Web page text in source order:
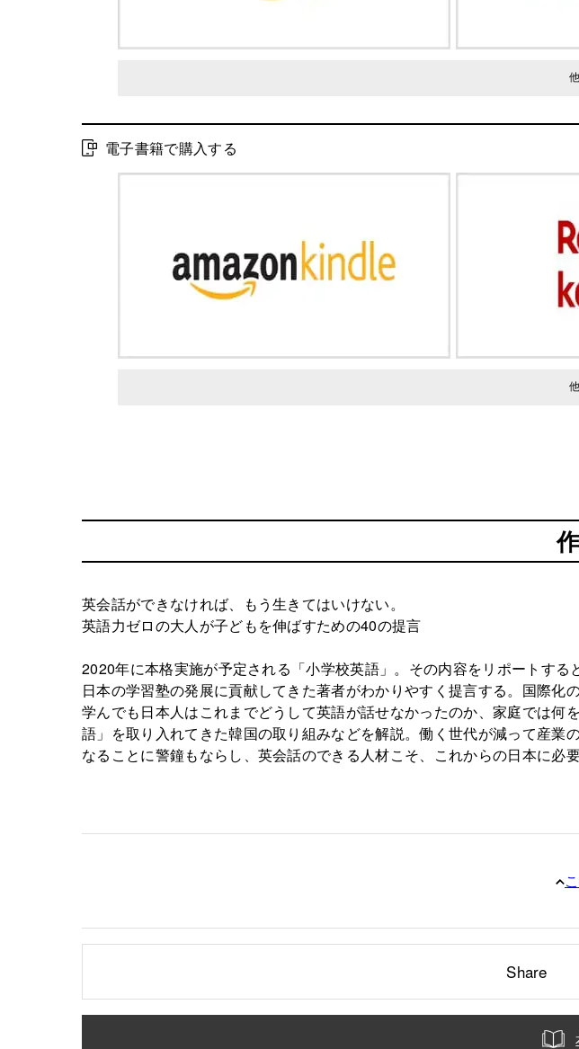
電子書籍で購入する
英会話ができなければ、もう生きてはいけない。
英語力ゼロの大人が子どもを伸ばすための40の提言
2020年に本格実施が予定される「小学校英語」。その内容をリポートす
日本の学習塾の発展に貢献してきた著者がわかりやすく提言する。国際
学んでも日本人はこれまでどうして英語が話せなかったのか、家庭では
語」を取り入れてきた韓国の取り組みなどを解説。働く世代が減って産業
なることに警鐘もならし、英会話のできる人材こそ、これからの日本に必
Share